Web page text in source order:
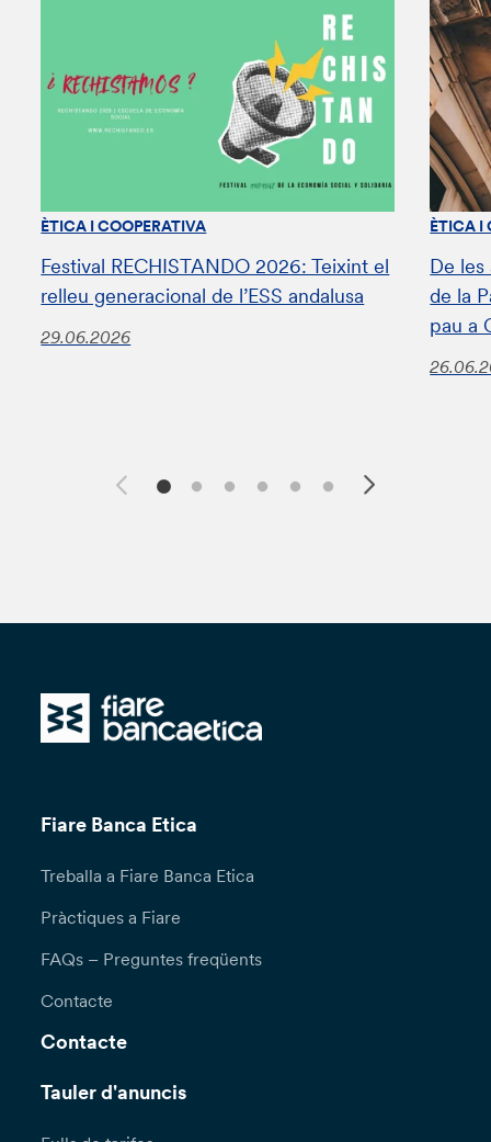
ÈTICA I COOPERATIVA
Festival RECHISTANDO 2026: Teixint el
relleu generacional de l’ESS andalusa
29.06.2026
ÈTICA I
De les
de la
pau a
Fiare Banca Etica
Treballa a Fiare Banca Etica
Pràctiques a Fiare
FAQs – Preguntes freqüents
Contacte
Contacte
Tauler d'anuncis